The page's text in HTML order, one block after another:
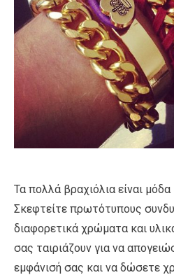
Τα πολλά βραχιόλια είναι
Σκεφτείτε πρωτότυπους
διαφορετικά χρώματα και
σας ταιριάζουν για να
εμφάνισή σας και να δώσετε